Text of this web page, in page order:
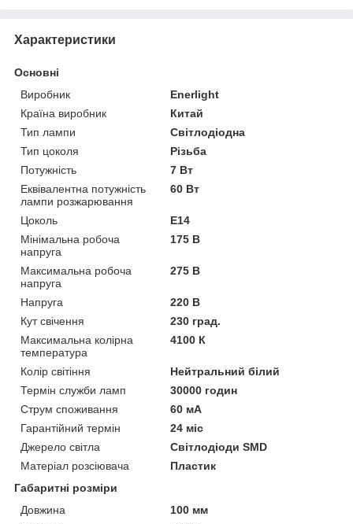
Характеристики
Основні
Виробник
Enerlight
Країна виробник
Китай
Тип лампи
Світлодіодна
Тип цоколя
Різьба
Потужність
7 Вт
Еквівалентна потужність
лампи розжарювання
60 Вт
Цоколь
E14
Мінімальна робоча
напруга
175 В
Максимальна робоча
напруга
275 В
Напруга
220 В
Кут свічення
230 град.
Максимальна колірна
температура
4100 К
Колір світіння
Нейтральний білий
Термін служби ламп
30000 годин
Струм споживання
60 мА
Гарантійний термін
24 міс
Джерело світла
Світлодіоди SMD
Матеріал розсіювача
Пластик
Габаритні розміри
Довжина
100 мм